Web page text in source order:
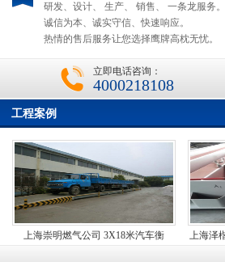
研发、设计、 生产、 销售、 一条龙服务。
诚信为本、诚实守信、快速响应。
热情的售后服务让您选择鹰牌高枕无忧。
立即电话咨询：
4000218108
工程案例
上海崇明燃气公司 3X18米汽车衡
上海泽